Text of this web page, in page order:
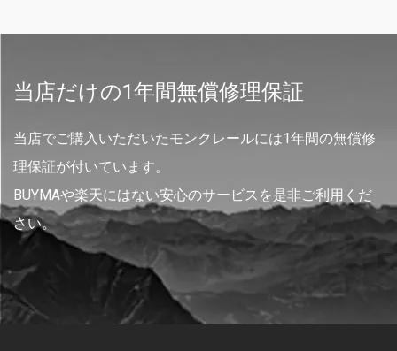
当店だけの1年間無償修理保証
当店でご購入いただいたモンクレールには1年間の無償修
理保証が付いています。
BUYMAや楽天にはない安心のサービスを是非ご利用くだ
さい。